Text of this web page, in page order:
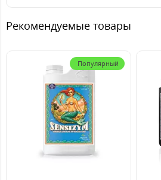
Рекомендуемые товары
Популярный